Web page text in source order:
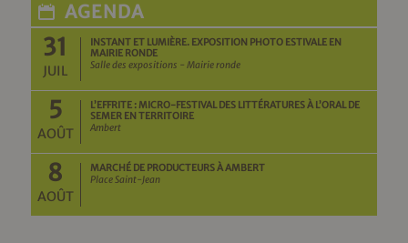
AGENDA
31
JUIL
INSTANT ET LUMIÈRE. EXPOSITION PHOTO ESTIVALE EN
MAIRIE RONDE
Salle des expositions - Mairie ronde
5
AOÛT
L’EFFRITE : MICRO-FESTIVAL DES LITTÉRATURES À L’ORAL DE
SEMER EN TERRITOIRE
Ambert
8
AOÛT
MARCHÉ DE PRODUCTEURS À AMBERT
Place Saint-Jean